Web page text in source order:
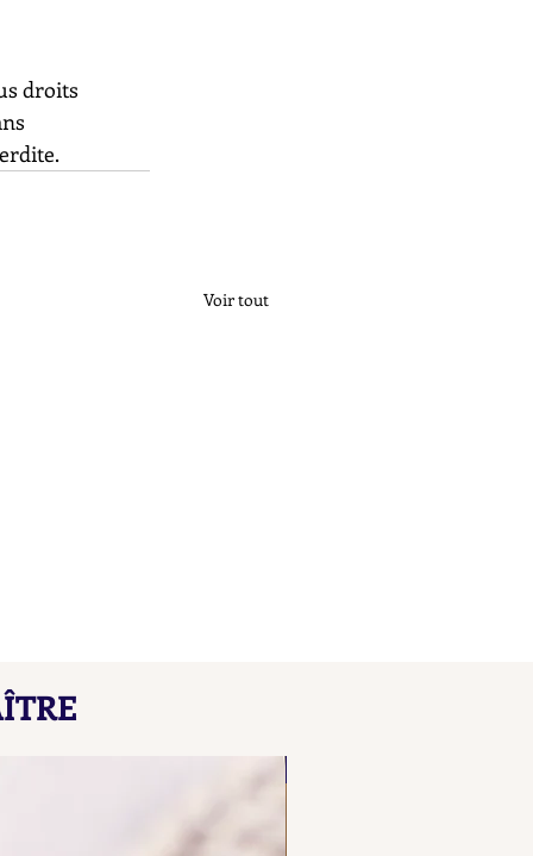
droits
Voir tout
our collated list, from
B, of French "losange"
maker's marks for objects